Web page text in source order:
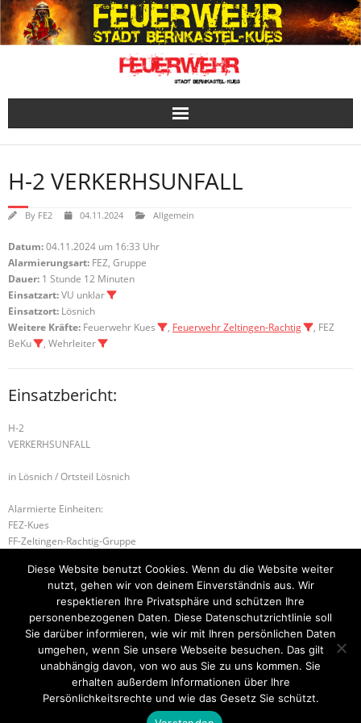
Skip
to
content
H-2 VERKERHSUNFALL
By FE2 04.11.2024 Allgemein
Datum:04.11.2024 um 16:33 Uhr
Alarmierungsart: FEZ, Gruppe
Dauer: 1 Stunde 12 Minuten
Einsatzart:VU unklar
Einsatzort: Lösnich
Weitere Kräfte: Feuerwehr Kues , Feuerwehr Zeltingen-Rachtig
, FEZ
BeKu
, Wehrleiter
Einsatzbericht:
H-2
VERKERHSUNFALL
in Lösnich / Ortsteil Lösnich
Alarmierte Einheiten:
FEZ-Kues
FF-Zeltingen-Rachtig-Gruppe
BeKu WL
Kues-Gruppe
H-1 Technische Hilfeleistung B-2 BMA
Startseite Einsätze Mitglied werden Über uns
Kontakt
Diese Website benutzt Cookies. Wenn du die Website weiter
nutzt, gehen wir von deinem Einverständnis aus. Wir
respektieren Ihre Privatsphäre und schützen Ihre
personenbezogenen Daten. Diese Datenschutzrichtlinie soll
Sie darüber informieren, wie wir mit Ihren persönlichen Daten
umgehen, wenn Sie unsere Webseite besuchen. Das gilt
unabhängig davon, von wo aus Sie zu uns kommen. Sie
erhalten außerdem Informationen über Ihre
Persönlichkeitsrechte und wie das Gesetz Sie schützt.